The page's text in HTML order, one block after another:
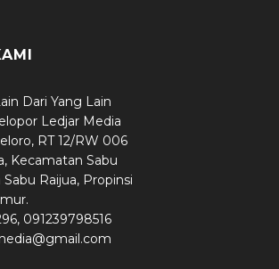
Dari Yang Lain
Ledjar Media
RT 12/RW 006
Kecamatan Sabu
Raijua, Propinsi
091239798516